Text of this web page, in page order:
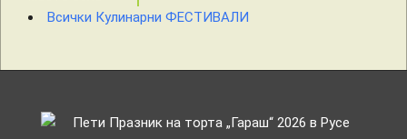
Всички Кулинарни ФЕСТИВАЛИ